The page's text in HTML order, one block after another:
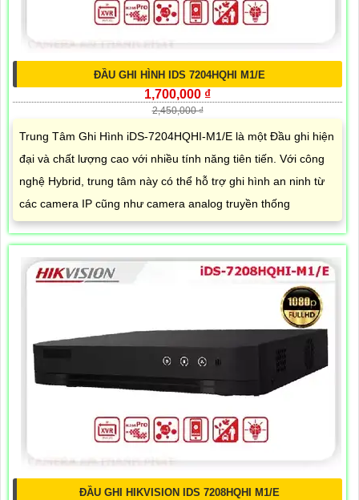
ĐẦU GHI HÌNH IDS 7204HQHI M1/E
1,700,000 ₫
2,450,000 ₫
Trung Tâm Ghi Hình iDS-7204HQHI-M1/E là một Đầu ghi hiện
đại và chất lượng cao với nhiều tính năng tiên tiến. Với công
nghệ Hybrid, trung tâm này có thể hỗ trợ ghi hình an ninh từ
các camera IP cũng như camera analog truyền thống
ĐẦU GHI HIKVISION IDS 7208HQHI M1/E